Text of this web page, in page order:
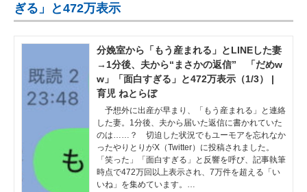
ぎる」と472万表示
分娩室から「もう産まれる」とLINEした妻
→1分後、夫から“まさかの返信” 「だめw
w」「面白すぎる」と472万表示（1/3） |
育児 ねとらぼ
予想外に出産が早まり、「もう産まれる」と連絡
した妻。1分後、夫から届いた返信に書かれていた
のは……？ 切迫した状況でもユーモアを忘れなか
ったやりとりがX（Twitter）に投稿されました。
「笑った」「面白すぎる」と反響を呼び、記事執筆
時点で472万回以上表示され、7万件を超える「い
いね」を集めています。…